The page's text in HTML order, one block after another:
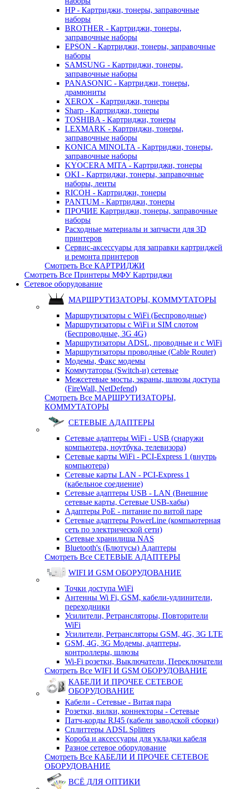
HP - Картриджи, тонеры, заправочные
наборы
BROTHER - Картриджи, тонеры,
заправочные наборы
EPSON - Картриджи, тонеры, заправочные
наборы
SAMSUNG - Картриджи, тонеры,
заправочные наборы
PANASONIC - Картриджи, тонеры,
драмюниты
XEROX - Картриджи, тонеры
Sharp - Картриджи, тонеры
TOSHIBA - Картриджи, тонеры
LEXMARK - Картриджи, тонеры,
заправочные наборы
KONICA MINOLTA - Картриджи, тонеры,
заправочные наборы
KYOCERA MITA - Картриджи, тонеры
OKI - Картриджи, тонеры, заправочные
наборы, ленты
RICOH - Картриджи, тонеры
PANTUM - Картриджи, тонеры
ПРОЧИЕ Картриджи, тонеры, заправочные
наборы
Расходные материалы и запчасти для 3D
принтеров
Сервис-аксессуары для заправки картриджей
и ремонта принтеров
Смотреть Все КАРТРИДЖИ
Смотреть Все Принтеры МФУ Картриджи
Сетевое оборудование
МАРШРУТИЗАТОРЫ, КОММУТАТОРЫ
Маршрутизаторы с WiFi (Беспроводные)
Маршрутизаторы с WiFi и SIM слотом
(Беспроводные, 3G 4G)
Маршрутизаторы ADSL, проводные и с WiFi
Маршрутизаторы проводные (Cable Router)
Модемы, Факс модемы
Коммутаторы (Switch-и) сетевые
Межсетевые мосты, экраны, шлюзы доступа
(FireWall, NetDefend)
Смотреть Все МАРШРУТИЗАТОРЫ,
КОММУТАТОРЫ
СЕТЕВЫЕ АДАПТЕРЫ
Сетевые адаптеры WiFi - USB (снаружи
компьютера, ноутбука, телевизора)
Сетевые карты WiFi - PCI-Express 1 (внутрь
компьютера)
Сетевые карты LAN - PCI-Express 1
(кабельное соедиение)
Сетевые адаптеры USB - LAN (Внешние
сетевые карты, Сетевые USB-хабы)
Адаптеры PoE - питание по витой паре
Сетевые адаптеры PowerLine (компьютерная
сеть по электрической сети)
Сетевые хранилища NAS
Bluetooth's (Блютусы) Адаптеры
Смотреть Все СЕТЕВЫЕ АДАПТЕРЫ
WIFI И GSM ОБОРУДОВАНИЕ
Точки доступа WiFi
Антенны Wi Fi, GSM, кабели-удлинители,
переходники
Усилители, Ретрансляторы, Повторители
WiFi
Усилители, Ретрансляторы GSM, 4G, 3G LTE
GSM, 4G, 3G Модемы, адаптеры,
контроллеры, шлюзы
Wi-Fi розетки, Выключатели, Переключатели
Смотреть Все WIFI И GSM ОБОРУДОВАНИЕ
КАБЕЛИ И ПРОЧЕЕ СЕТЕВОЕ
ОБОРУДОВАНИЕ
Кабели - Сетевые - Витая пара
Розетки, вилки, коннекторы - Сетевые
Патч-корды RJ45 (кабели заводской сборки)
Сплиттеры ADSL Splitters
Короба и аксессуары для укладки кабеля
Разное сетевое оборудование
Смотреть Все КАБЕЛИ И ПРОЧЕЕ СЕТЕВОЕ
ОБОРУДОВАНИЕ
ВСЁ ДЛЯ ОПТИКИ